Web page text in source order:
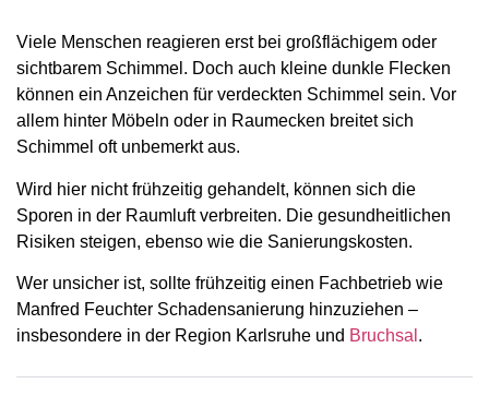
Viele Menschen reagieren erst bei großflächigem oder
sichtbarem Schimmel. Doch auch kleine dunkle Flecken
können ein Anzeichen für verdeckten Schimmel sein. Vor
allem hinter Möbeln oder in Raumecken breitet sich
Schimmel oft unbemerkt aus.
Wird hier nicht frühzeitig gehandelt, können sich die
Sporen in der Raumluft verbreiten. Die gesundheitlichen
Risiken steigen, ebenso wie die Sanierungskosten.
Wer unsicher ist, sollte frühzeitig einen Fachbetrieb wie
Manfred Feuchter Schadensanierung hinzuziehen –
insbesondere in der Region Karlsruhe und Bruchsal .